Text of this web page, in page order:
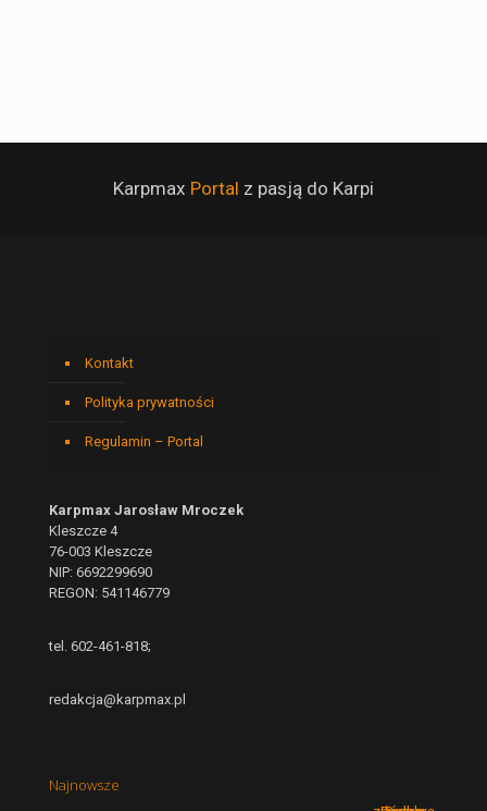
Karpmax Portal z pasją do Karpi
Kontakt
Polityka prywatności
Regulamin – Portal
Karpmax Jarosław Mroczek
Kleszcze 4
76-003 Kleszcze
NIP: 6692299690
REGON: 541146779
tel. 602-461-818;
redakcja@karpmax.pl
Najnowsze